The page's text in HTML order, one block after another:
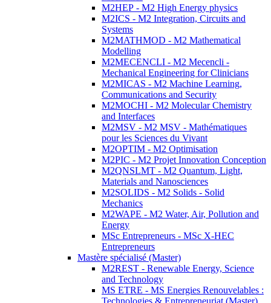
M2HEP - M2 High Energy physics
M2ICS - M2 Integration, Circuits and
Systems
M2MATHMOD - M2 Mathematical
Modelling
M2MECENCLI - M2 Mecencli -
Mechanical Engineering for Clinicians
M2MICAS - M2 Machine Learning,
Communications and Security
M2MOCHI - M2 Molecular Chemistry
and Interfaces
M2MSV - M2 MSV - Mathématiques
pour les Sciences du Vivant
M2OPTIM - M2 Optimisation
M2PIC - M2 Projet Innovation Conception
M2QNSLMT - M2 Quantum, Light,
Materials and Nanosciences
M2SOLIDS - M2 Solids - Solid
Mechanics
M2WAPE - M2 Water, Air, Pollution and
Energy
MSc Entrepreneurs - MSc X-HEC
Entrepreneurs
Mastère spécialisé (Master)
M2REST - Renewable Energy, Science
and Technology
MS ETRE - MS Energies Renouvelables :
Technologies & Entrepreneuriat (Master)